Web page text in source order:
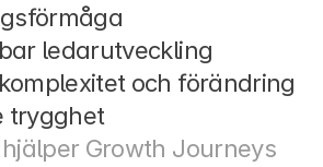
ledarutveckling
och förändring
trygghet
Growth Journeys